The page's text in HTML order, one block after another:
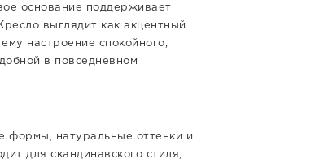
основание поддерживает
выглядит как акцентный
настроение спокойного,
в повседневном
формы, натуральные оттенки и
для скандинавского стиля,